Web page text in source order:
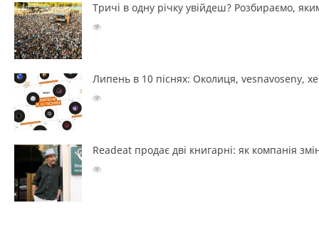
Тричі в одну річку увійдеш? Розбираємо,
Липень в 10 піснях: Околиця, vesnavoseny,
Readeat продає дві книгарні: як компанія